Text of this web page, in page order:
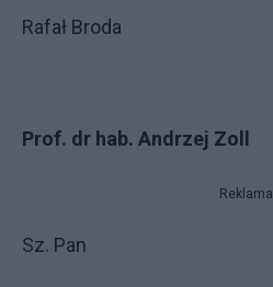
Rafał Broda
Prof. dr hab. Andrzej Zoll
Reklama
Sz. Pan